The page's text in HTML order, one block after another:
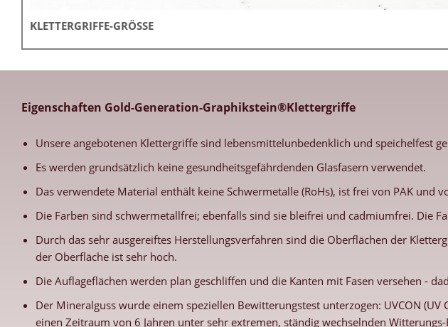
KLETTERGRIFFE-GRÖSSE
Eigenschaften Gold-Generation-Graphikstein®Klettergriffe
Unsere angebotenen Klettergriffe sind lebensmittelunbedenklich und speichelfest
Es werden grundsätzlich keine gesundheitsgefährdenden Glasfasern verwendet.
Das verwendete Material enthält keine Schwermetalle (RoHs), ist frei von PAK und
Die Farben sind schwermetallfrei; ebenfalls sind sie bleifrei und cadmiumfrei. Die
Durch das sehr ausgereiftes Herstellungsverfahren sind die Oberflächen der
der Oberfläche ist sehr hoch.
Die Auflageflächen werden plan geschliffen und die Kanten mit Fasen versehen -
Der Mineralguss wurde einem speziellen Bewitterungstest unterzogen: UVCON
einen Zeitraum von 6 Jahren unter sehr extremen, ständig wechselnden